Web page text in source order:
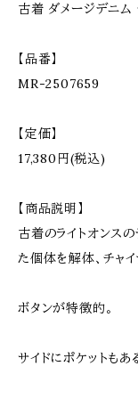
古着 ダメージデニム
【品番】
MR-2507659
【定価】
17,380円(税込)
【商品説明】
古着のライトオンス
た個体を解体、チャイ
ボタンが特徴的。
サイドにポケットもあ